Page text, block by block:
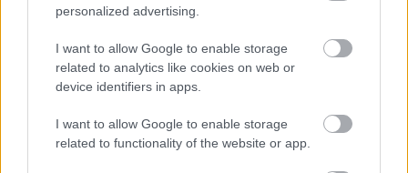
personalized advertising.
I want to allow Google to enable storage
related to analytics like cookies on web or
device identifiers in apps.
I want to allow Google to enable storage
related to functionality of the website or app.
valodā mācās pusi mācību laika, bet no 7. līdz 9.
klasei 80% mācību laika, īsteno 86 izglītības
* Trešo modeli, kurā izglītības iestādes var iekļaut